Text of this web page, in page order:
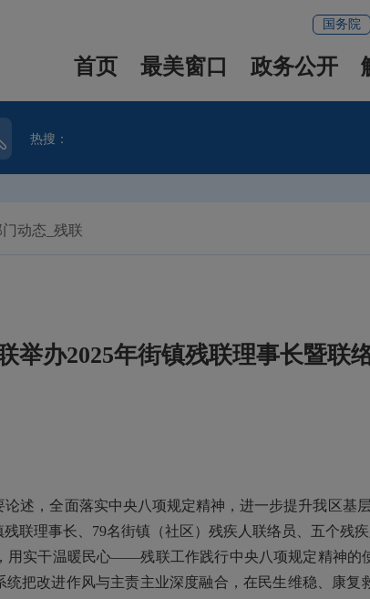
国务院
首页 最美窗口 政务公开
热搜：
动态_残联
举办2025年街镇残联理事长暨联
，全面落实中央八项规定精神，进一步提升我区基
联理事长、79名街镇（社区）残疾人联络员、五个残
实干温暖民心——残联工作践行中央八项规定精神的
把改进作风与主责主业深度融合，在民生维稳、康